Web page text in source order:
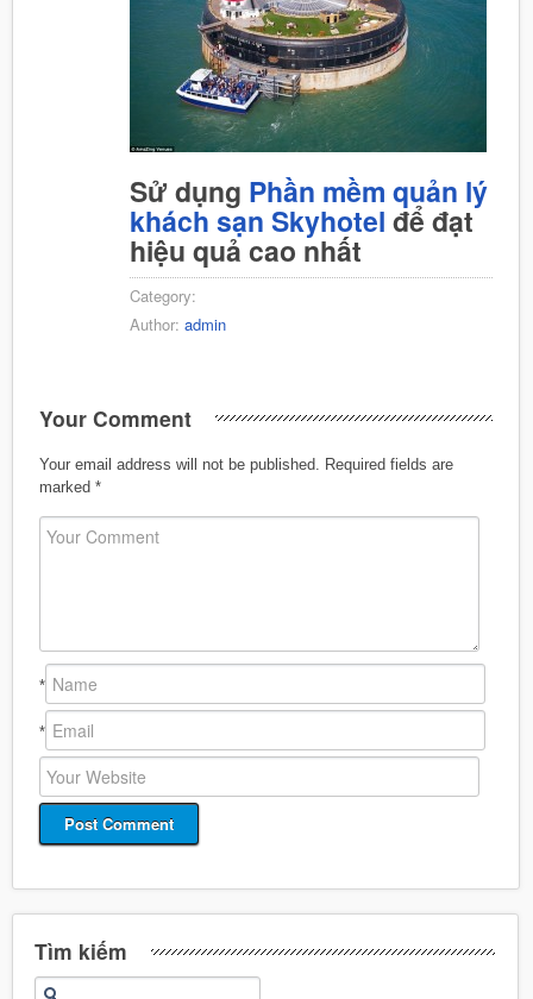
Sử dụng Phần mềm quản lý
khách sạn Skyhotel để đạt
hiệu quả cao nhất
Category:
Author: admin
Your Comment
Your email address will not be published.
Required fields are
marked *
*
*
Tìm kiếm